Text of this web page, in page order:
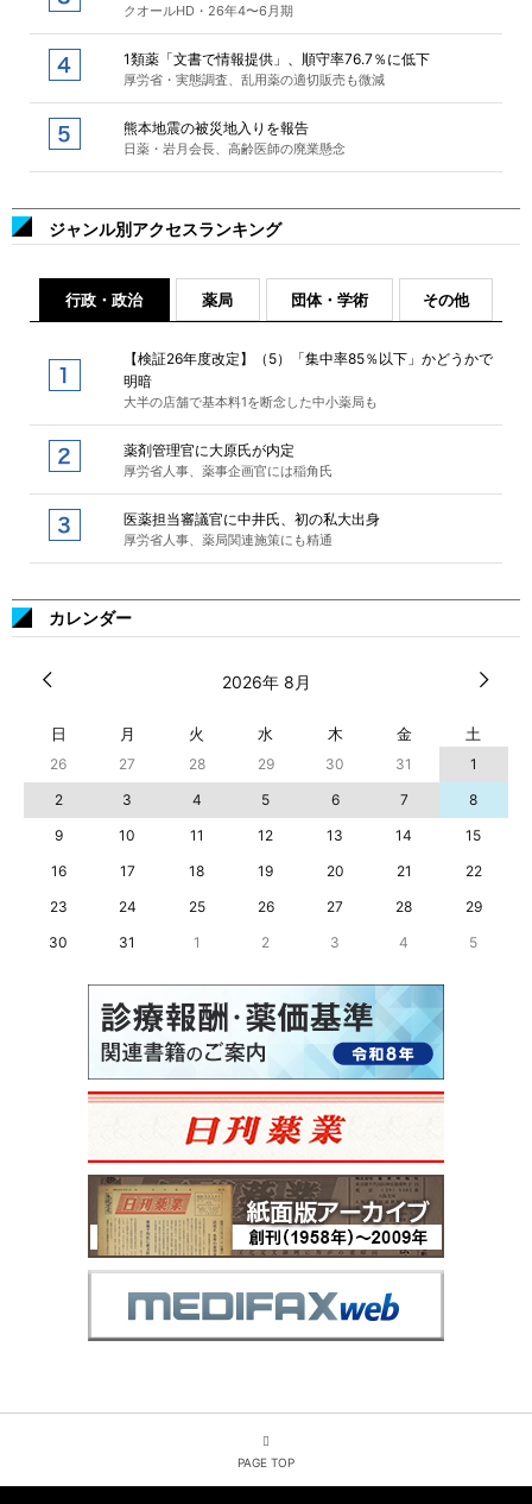
クオールHD・26年4〜6月期
1類薬「文書で情報提供」、順守率76.7％に低下
厚労省・実態調査、乱用薬の適切販売も微減
熊本地震の被災地入りを報告
日薬・岩月会長、高齢医師の廃業懸念
ジャンル別アクセスランキング
行政・政治 薬局 団体・学術 その他
【検証26年度改定】（5）「集中率85％以下」かどうかで
明暗
大半の店舗で基本料1を断念した中小薬局も
薬剤管理官に大原氏が内定
厚労省人事、薬事企画官には稲角氏
医薬担当審議官に中井氏、初の私大出身
厚労省人事、薬局関連施策にも精通
カレンダー
2026年 8月
日 月 火 水 木 金 土
26 27 28 29 30 31
1
2
3 4 5 6 7
8
9
10 11 12 13 14
15
16
17 18 19 20 21
22
23
24 25 26 27 28
29
30
31 1 2 3 4 5
PAGE TOP